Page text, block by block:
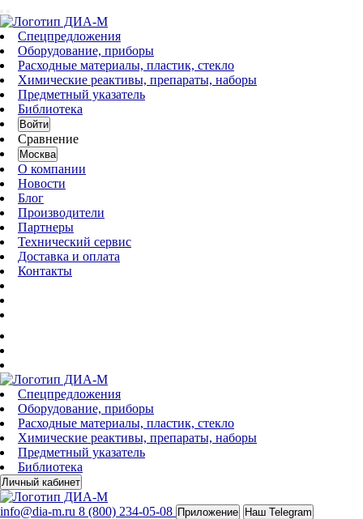
Спецпредложения
Оборудование, приборы
Расходные материалы, пластик, стекло
Химические реактивы, препараты, наборы
Предметный указатель
Библиотека
Войти
Сравнение
Москва
О компании
Новости
Блог
Производители
Партнеры
Технический сервис
Доставка и оплата
Контакты
Спецпредложения
Оборудование, приборы
Расходные материалы, пластик, стекло
Химические реактивы, препараты, наборы
Предметный указатель
Библиотека
Личный кабинет
info@dia-m.ru 8 (800) 234-05-08 Приложение Наш Telegram